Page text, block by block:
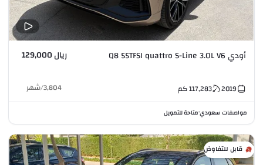
أودي Q8 55TFSI quattro S-Line 3.0L V6 ريال 129,000
2019
117,283كم 3,804
/شهر
مواصفات سعودي•متاحة للتمويل
قابل للتفاوض